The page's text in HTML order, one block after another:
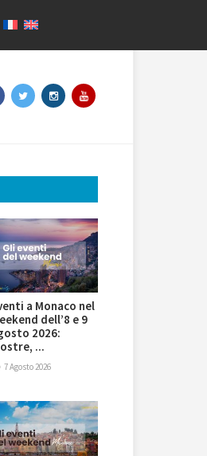
a Monaco nel
dell’8 e 9
2026:
...
7 Agosto 2026